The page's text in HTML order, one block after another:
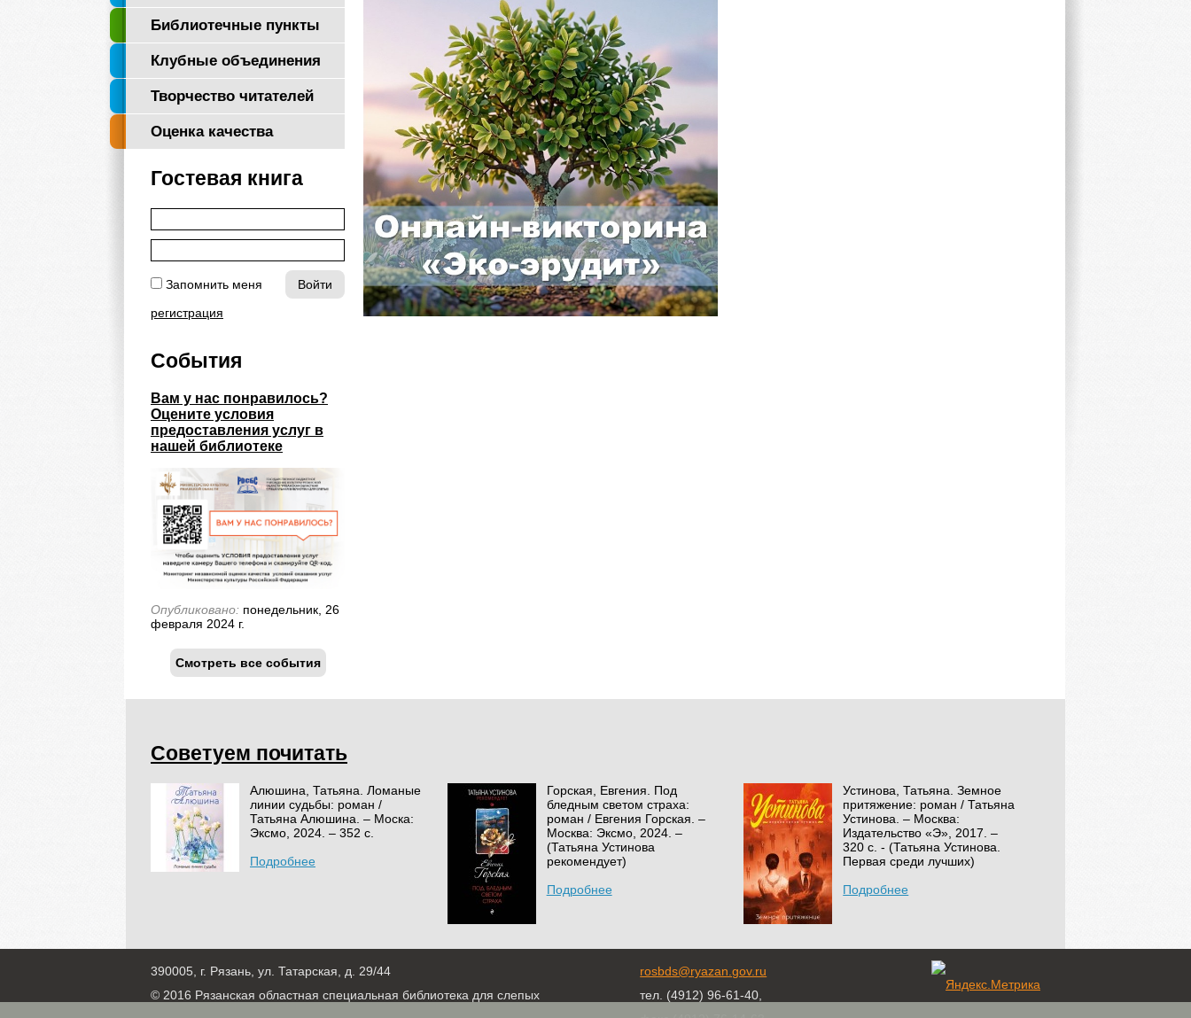
Библиотечные пункты
Клубные объединения
Творчество читателей
Оценка качества
Гостевая книга
Запомнить меня
регистрация
События
Вам у нас понравилось?
Оцените условия
предоставления услуг в
нашей библиотеке
Опубликовано: понедельник, 26
февраля 2024 г.
Смотреть все события
Советуем почитать
Алюшина, Татьяна. Ломаные
линии судьбы: роман /
Татьяна Алюшина. – Моска:
Эксмо, 2024. – 352 с.
Подробнее
Горская, Евгения. Под
бледным светом страха:
роман / Евгения Горская. –
Москва: Эксмо, 2024. –
(Татьяна Устинова
рекомендует)
Подробнее
Устинова, Татьяна. Земное
притяжение: роман / Татьяна
Устинова. – Москва:
Издательство «Э», 2017. –
320 с. - (Татьяна Устинова.
Первая среди лучших)
Подробнее
390005, г. Рязань, ул. Татарская, д. 29/44
© 2016 Рязанская областная специальная библиотека для слепых
rosbds@ryazan.gov.ru
тел. (4912) 96-61-40,